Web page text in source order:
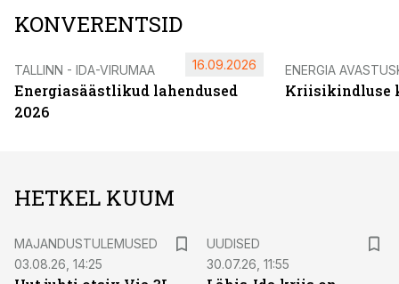
KONVERENTSID
TALLINN - IDA-VIRUMAA
Energiasäästlikud lahendused
2026
16.09.2026 ENERGIA
Kriisikindluse
HETKEL KUUM
MAJANDUSTULEMUSED
03.08.26, 14:25
UUDISED
30.07.26, 11:55